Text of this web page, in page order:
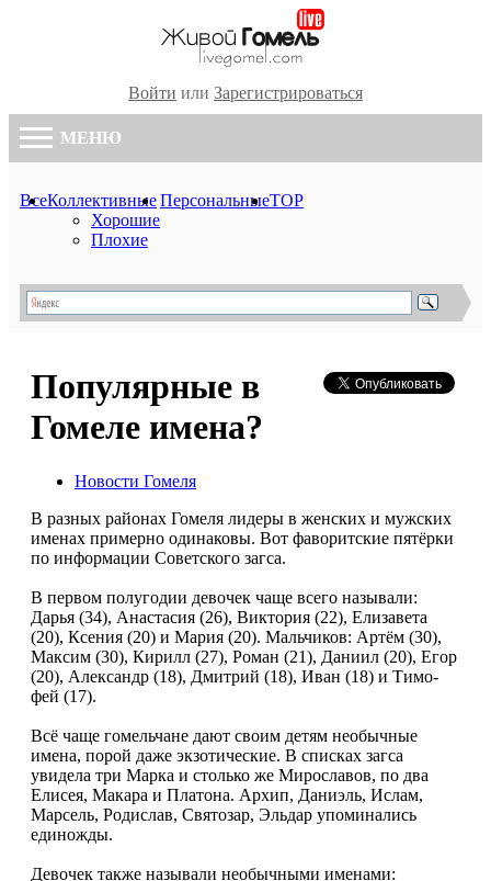
Войти или Зарегистрироваться
МЕНЮ
ВсеКоллективные
Хорошие
Плохие
ПерсональныеTOP
Популярные в
Гомеле имена?
Новости Гомеля
В разных районах Гомеля ли­деры в женских и мужских
име­нах примерно одинаковы. Вот фа­воритские пятёрки
по информа­ции Советского загса.
В первом полугодии девочек чаще всего называли:
Дарья (34), Анаста­сия (26), Виктория (22), Елизаве­та
(20), Ксения (20) и Мария (20). Мальчиков: Артём (30),
Максим (30), Ки­рилл (27), Роман (21), Даниил (20), Егор
(20), Александр (18), Дмитрий (18), Иван (18) и Тимо­
фей (17).
Всё чаще гомельчане дают сво­им детям необычные
имена, по­рой даже экзотические. В спи­сках загса
увидела три Марка и столько же Мирославов, по два
Елисея, Макара и Платона. Ар­хип, Даниэль, Ислам,
Марсель, Родислав, Святозар, Эльдар упо­минались
единожды.
Девочек также называли нео­бычными именами: